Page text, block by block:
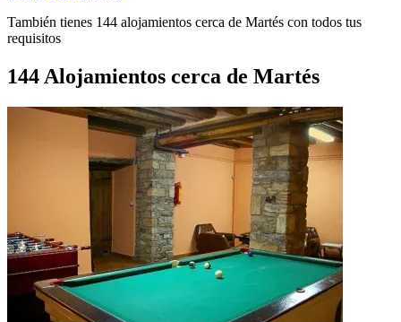
También tienes 144 alojamientos cerca de Martés con todos tus
requisitos
144 Alojamientos cerca de Martés